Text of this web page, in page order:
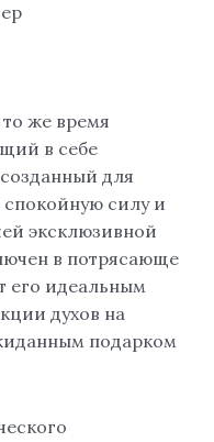
же время
в себе
для
силу и
эксклюзивной
в потрясающе
его идеальным
духов на
подарком